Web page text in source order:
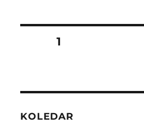
Posts
PAGE1
KOLEDAR